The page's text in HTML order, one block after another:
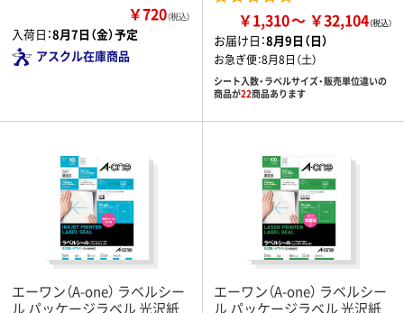
￥720（税込）
入荷日：8月7日（金）予定
アスクル在庫商品
￥1,310 ￥32,104
お届け日：8月9日（日）
お急ぎ便：8月8日（土）
シート入数・ラベルサイズ・販売単位違いの
商品が22商品あります
エーワン（A-one） ラベルシー
ル パッケージラベル 光沢紙
エーワン（A-one） ラベルシー
ル パッケージラベル 光沢紙